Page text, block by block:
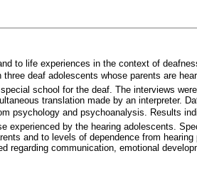
to life experiences in the context of
deaf adolescents whose parents are
school for the deaf. The interviews
translation made by an interpreter.
psychology and psychoanalysis. Results
experienced by the hearing adolescents.
and to levels of dependence from hearing
regarding communication, emotional